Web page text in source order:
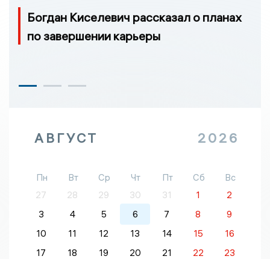
Богдан Киселевич рассказал о планах
по завершении карьеры
АВГУСТ 2026
Пн Вт Ср Чт Пт Сб
Вс
27
28 29 30 31 1
2
3
4 5 6 7 8
9
10
11 12 13 14 15
16
17
18 19 20 21 22
23